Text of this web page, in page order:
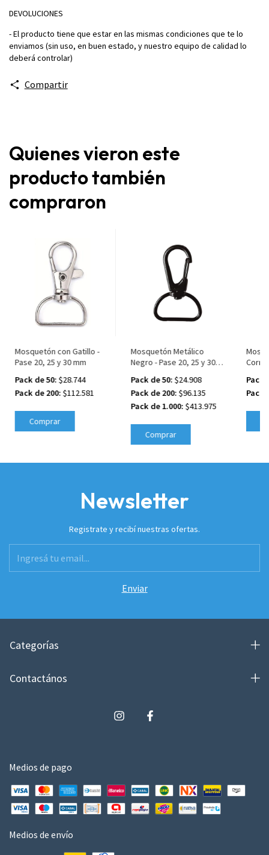
DEVOLUCIONES
- El producto tiene que estar en las mismas condiciones que te lo
enviamos (sin uso, en buen estado, y nuestro equipo de calidad lo
deberá controlar)
Compartir
Quienes vieron este
producto también
compraron
Mosquetón con Gatillo -
Pase 20, 25 y 30 mm
Pack de 50: $28.744
Pack de 200: $112.581
Comprar
Mosquetón Metálico
Negro - Pase 20, 25 y 30
Pack de 50:$24.908
Pack de 200:$96.135
Pack de 1.000:$413.975
Comprar
Pack
Pack
Newsletter
Registrate y recibí nuestras ofertas.
Categorías
Contactános
Medios de pago
Medios de envío